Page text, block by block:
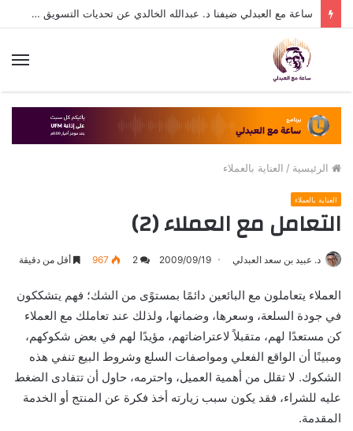
ساعة مع العبدلي ضيفنا د. عبدالله الخالدي عن تحديات التسويق في القطاع الثالث مع د. عبيد العبدلي
الرئيسية / العناية بالعملاء
العناية بالعملاء
التعامل مع العملاء (2)
د. عبيد بن سعد العبدلي 2009/09/19
2
967 أقل من دقيقة
العملاء يتعاملون مع البائعين دائمًا بمستوًى من الشك؛ فهم يتشككون
في جودة السلعة، وسعرها، وضمانها، ولذلك عند تعاملك مع العملاء
كن مستعدًا لهم، متقبلاً لاعتراضاتهم، مؤيدًا لهم في بعض شكوكهم،
ومبينًا أن الواقع الفعلي ومواصفات السلع وشروط البيع تنفي هذه
الشكوك. لا تقلل من أهمية العميل، واحترمه، حاول أن تتفادى الضغط
عليه للشراء، فقد يكون سبب زيارته أخذ فكرة عن المنتج أو الخدمة
المقدمة.